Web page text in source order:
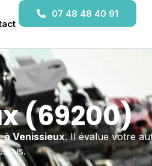
07 48 48 40 91
(69200)
à Venissieux. Il évalue votre